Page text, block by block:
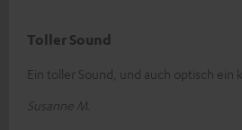
Toller Sound
Ein toller Sound, und auch optisch ein
Susanne M.